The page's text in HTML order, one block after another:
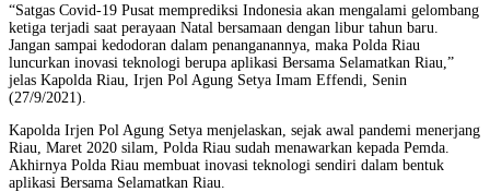
“Satgas Covid-19 Pusat memprediksi Indonesia akan mengalami gelombang
ketiga terjadi saat perayaan Natal bersamaan dengan libur tahun baru.
Jangan sampai kedodoran dalam penanganannya, maka Polda Riau
luncurkan inovasi teknologi berupa aplikasi Bersama Selamatkan Riau,”
jelas Kapolda Riau, Irjen Pol Agung Setya Imam Effendi, Senin
(27/9/2021).
Kapolda Irjen Pol Agung Setya menjelaskan, sejak awal pandemi menerjang
Riau, Maret 2020 silam, Polda Riau sudah menawarkan kepada Pemda.
Akhirnya Polda Riau membuat inovasi teknologi sendiri dalam bentuk
aplikasi Bersama Selamatkan Riau.